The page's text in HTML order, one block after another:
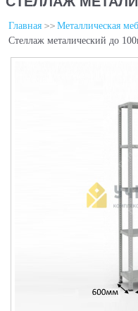
Главная
Металлическая
Стеллаж металический до